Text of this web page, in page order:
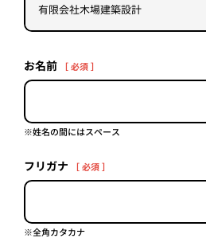
お名前 ［ 必須 ］
※姓名の間にはスペース
フリガナ ［ 必須 ］
※全角カタカナ